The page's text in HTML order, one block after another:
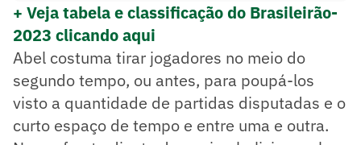
+ Veja tabela e classificação do Brasileirão-
2023 clicando aqui
Abel costuma tirar jogadores no meio do
segundo tempo, ou antes, para poupá-los
visto a quantidade de partidas disputadas e o
curto espaço de tempo e entre uma e outra.